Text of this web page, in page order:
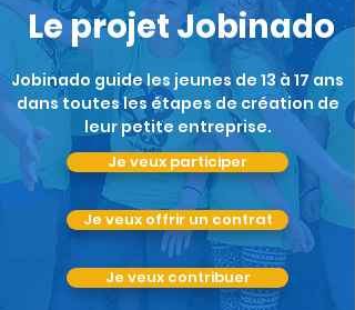
Le projet Jobinado
Jobinado guide les jeunes de 13 à 17 ans
dans toutes les étapes de création de
leur petite entreprise.
Je veux participer
Je veux offrir un contrat
Je veux contribuer